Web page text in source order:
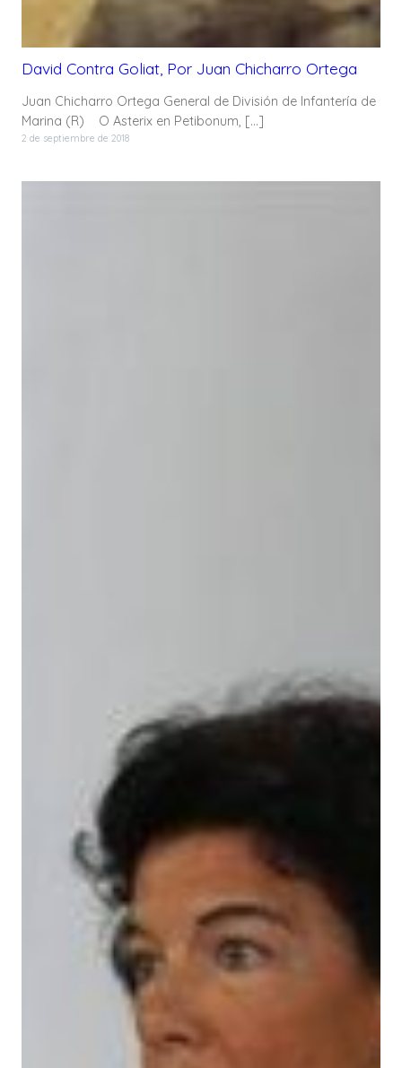
David Contra Goliat, Por Juan Chicharro Ortega
Juan Chicharro Ortega General de División de Infantería de
Marina (R) O Asterix en Petibonum, […]
2 de septiembre de 2018